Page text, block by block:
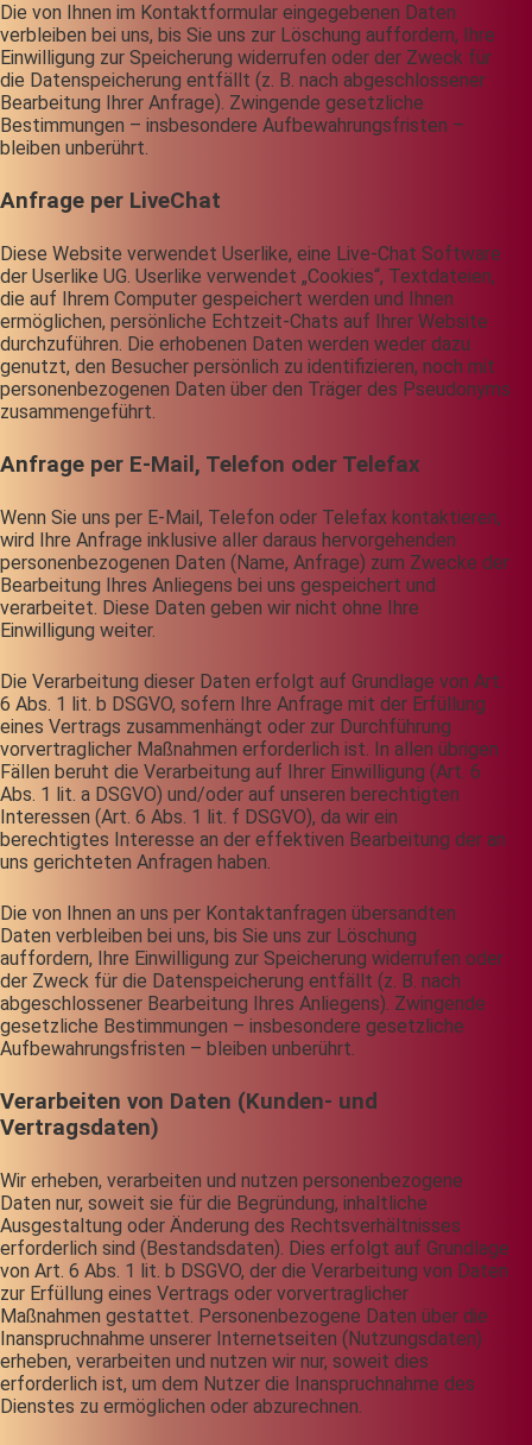
Die von Ihnen im Kontaktformular eingegebenen Daten
verbleiben bei uns, bis Sie uns zur Löschung auffordern, Ihre
Einwilligung zur Speicherung widerrufen oder der Zweck für
die Datenspeicherung entfällt (z. B. nach abgeschlossener
Bearbeitung Ihrer Anfrage). Zwingende gesetzliche
Bestimmungen – insbesondere Aufbewahrungsfristen –
bleiben unberührt.
Anfrage per LiveChat
Diese Website verwendet Userlike, eine Live-Chat Software
der Userlike UG. Userlike verwendet „Cookies“, Textdateien,
die auf Ihrem Computer gespeichert werden und Ihnen
ermöglichen, persönliche Echtzeit-Chats auf Ihrer Website
durchzuführen. Die erhobenen Daten werden weder dazu
genutzt, den Besucher persönlich zu identifizieren, noch mit
personenbezogenen Daten über den Träger des Pseudonyms
zusammengeführt.
Anfrage per E-Mail, Telefon oder Telefax
Wenn Sie uns per E-Mail, Telefon oder Telefax kontaktieren,
wird Ihre Anfrage inklusive aller daraus hervorgehenden
personenbezogenen Daten (Name, Anfrage) zum Zwecke der
Bearbeitung Ihres Anliegens bei uns gespeichert und
verarbeitet. Diese Daten geben wir nicht ohne Ihre
Einwilligung weiter.
Die Verarbeitung dieser Daten erfolgt auf Grundlage von Art.
6 Abs. 1 lit. b DSGVO, sofern Ihre Anfrage mit der Erfüllung
eines Vertrags zusammenhängt oder zur Durchführung
vorvertraglicher Maßnahmen erforderlich ist. In allen übrigen
Fällen beruht die Verarbeitung auf Ihrer Einwilligung (Art. 6
Abs. 1 lit. a DSGVO) und/oder auf unseren berechtigten
Interessen (Art. 6 Abs. 1 lit. f DSGVO), da wir ein
berechtigtes Interesse an der effektiven Bearbeitung der an
uns gerichteten Anfragen haben.
Die von Ihnen an uns per Kontaktanfragen übersandten
Daten verbleiben bei uns, bis Sie uns zur Löschung
auffordern, Ihre Einwilligung zur Speicherung widerrufen oder
der Zweck für die Datenspeicherung entfällt (z. B. nach
abgeschlossener Bearbeitung Ihres Anliegens). Zwingende
gesetzliche Bestimmungen – insbesondere gesetzliche
Aufbewahrungsfristen – bleiben unberührt.
Verarbeiten von Daten (Kunden- und
Vertragsdaten)
Wir erheben, verarbeiten und nutzen personenbezogene
Daten nur, soweit sie für die Begründung, inhaltliche
Ausgestaltung oder Änderung des Rechtsverhältnisses
erforderlich sind (Bestandsdaten). Dies erfolgt auf Grundlage
von Art. 6 Abs. 1 lit. b DSGVO, der die Verarbeitung von Daten
zur Erfüllung eines Vertrags oder vorvertraglicher
Maßnahmen gestattet. Personenbezogene Daten über die
Inanspruchnahme unserer Internetseiten (Nutzungsdaten)
erheben, verarbeiten und nutzen wir nur, soweit dies
erforderlich ist, um dem Nutzer die Inanspruchnahme des
Dienstes zu ermöglichen oder abzurechnen.